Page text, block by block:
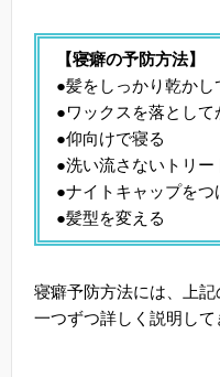
【寝癖の予防方法】
●髪をしっかり乾かし
●ワックスを落として
●仰向けで寝る
●洗い流さないトリー
●ナイトキャップをつ
●髪型を変える
寝癖予防方法には、上記
一つずつ詳しく説明して